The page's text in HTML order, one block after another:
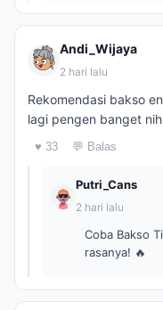
Andi_Wijaya
2 hari lalu
Rekomendasi bakso
lagi pengen banget
♥ 33 💬 Balas
Putri_Cans
2 hari lalu
Coba Bakso
rasanya! 🔥